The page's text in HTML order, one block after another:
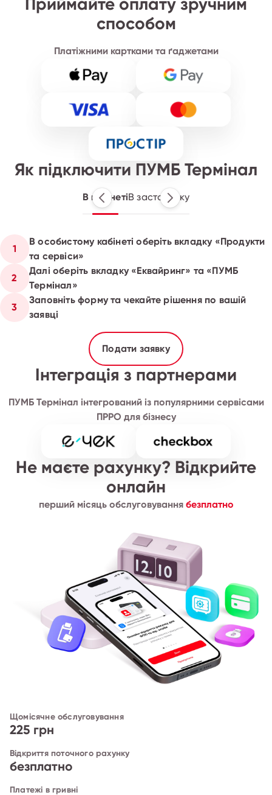
Приймайте оплату зручним
способом
Платіжними картками та ґаджетами
Як підключити ПУМБ Термінал
В кабінетіВ застосунку
1
В особистому кабінеті оберіть вкладку «Продукти
та сервіси»
2
Далі оберіть вкладку «Еквайринг» та «ПУМБ
Термінал»
3
Заповніть форму та чекайте рішення по вашій
заявці
Подати заявку
Інтеграція з партнерами
ПУМБ Термінал інтегрований із популярними сервісами
ПРРО для бізнесу
Не маєте рахунку? Відкрийте
онлайн
перший місяць обслуговування безплатно
Щомісячне обслуговування
225 грн
Відкриття поточного рахунку
безплатно
Платежі в гривні